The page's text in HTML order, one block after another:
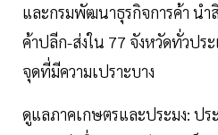
และกรมพัฒนาธุรกิจการค้า นำ
ค้าปลีก-ส่งใน 77 จังหวัดทั่วปร
จุดที่มีความเปราะบาง
ดูแลภาคเกษตรและประมง: ปร